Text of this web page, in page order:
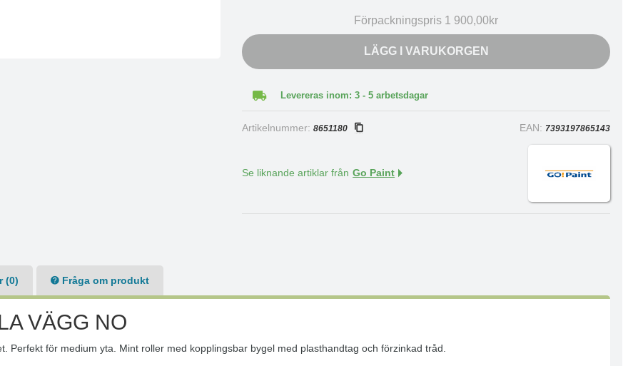
Förpackningspris 1 900,00kr
LÄGG I VARUKORGEN
Levereras inom: 3 - 5 arbetsdagar
Artikelnummer:8651180 EAN: 7393197865143
Se liknande artiklar från Go Paint
(0) Fråga om produkt
VÄGG NO
Perfekt för medium yta. Mint roller med kopplingsbar bygel med plasthandtag och förzinkad tråd.